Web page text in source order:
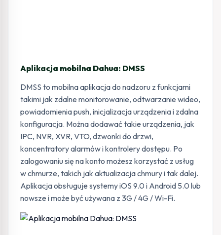
Aplikacja mobilna Dahua: DMSS
DMSS to mobilna aplikacja do nadzoru z funkcjami
takimi jak zdalne monitorowanie, odtwarzanie wideo,
powiadomienia push, inicjalizacja urządzenia i zdalna
konfiguracja. Można dodawać takie urządzenia, jak
IPC, NVR, XVR, VTO, dzwonki do drzwi,
koncentratory alarmów i kontrolery dostępu. Po
zalogowaniu się na konto możesz korzystać z usług
w chmurze, takich jak aktualizacja chmury i tak dalej.
Aplikacja obsługuje systemy iOS 9.0 i Android 5.0 lub
nowsze i może być używana z 3G / 4G / Wi-Fi.